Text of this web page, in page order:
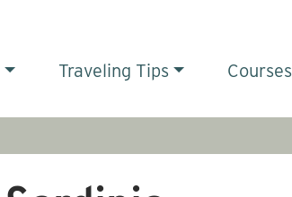
Traveling Tips Courses